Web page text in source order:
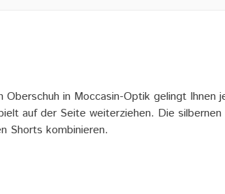
in Moccasin-Optik gelingt Ihnen
auf der Seite weiterziehen. Die
Shorts kombinieren.